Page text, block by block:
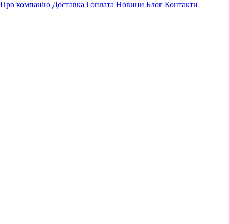
Про компанію Доставка і оплата Новини Блог Контакти